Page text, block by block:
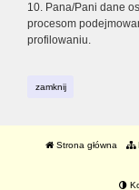
10. Pana/Pani dane
procesom
profilowaniu.
zamknij
Strona główna